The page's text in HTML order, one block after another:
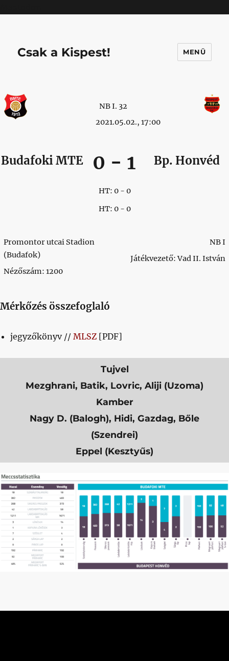
Csak a Kispest! MENÜ
NB I. 32
2021.05.02., 17:00
Budafoki MTE 0 - 1 Bp. Honvéd
HT: 0 - 0
HT: 0 - 0
Promontor utcai Stadion
(Budafok)
Nézőszám: 1200
NB I
Játékvezető: Vad II. István
Mérkőzés összefoglaló
jegyzőkönyv // MLSZ [PDF]
Tujvel
Mezghrani, Batik, Lovric, Aliji (Uzoma)
Kamber
Nagy D. (Balogh), Hidi, Gazdag, Bőle
(Szendrei)
Eppel (Kesztyűs)